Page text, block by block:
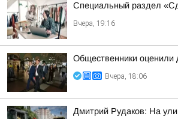
Специальный раздел
Вчера, 19:16
Общественники оценили
Вчера, 18:06
Дмитрий Рудаков: На